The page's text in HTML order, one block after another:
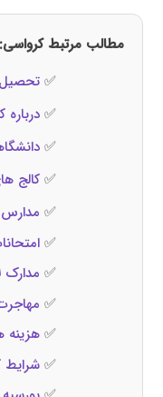
مطالب مرتبط کرواسی:
✅
✅
✅
✅کالج‌
✅
✅
✅ مدارک
✅
✅
✅شرایط